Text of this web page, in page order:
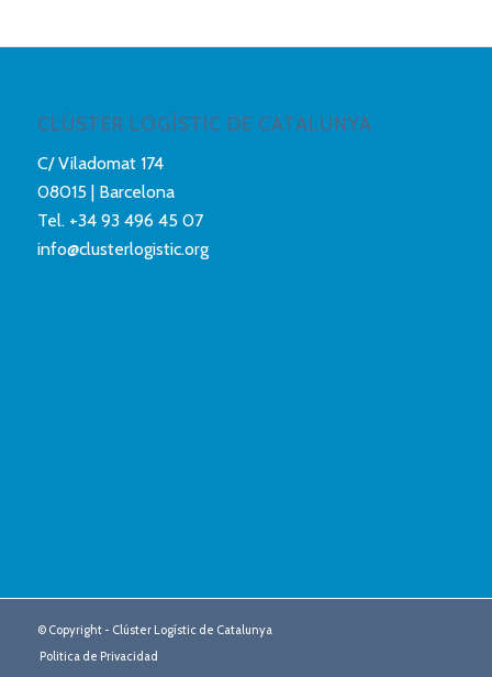
CLÚSTER LOGÍSTIC DE CATALUNYA
C/ Viladomat 174
08015 | Barcelona
Tel. +34 93 496 45 07
info@clusterlogistic.org
© Copyright - Clúster Logístic de Catalunya
Politica de Privacidad